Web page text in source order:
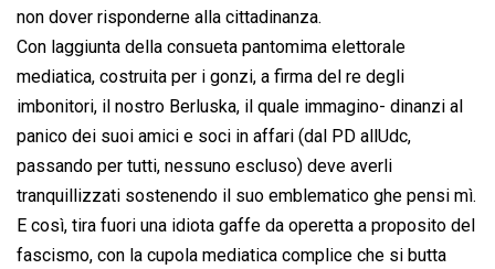
non dover risponderne alla cittadinanza.
Con laggiunta della consueta pantomima elettorale
mediatica, costruita per i gonzi, a firma del re degli
imbonitori, il nostro Berluska, il quale immagino- dinanzi al
panico dei suoi amici e soci in affari (dal PD allUdc,
passando per tutti, nessuno escluso) deve averli
tranquillizzati sostenendo il suo emblematico ghe pensi mì.
E così, tira fuori una idiota gaffe da operetta a proposito del
fascismo, con la cupola mediatica complice che si butta